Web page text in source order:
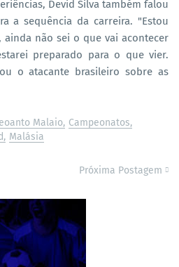
Devid Silva também falou
a sequência da carreira. "Estou
ainda não sei o que vai acontecer
preparado para o que vier.
o atacante brasileiro sobre as
Malaio Campeonatos
Malásia
Próxima Postagem